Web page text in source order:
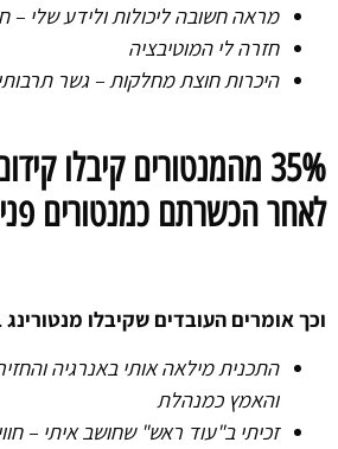
מראה חשובה ליכולות ולידע שלי –
חזרה לי המוטיבציה
היכרות חוצת מחלקות – גשר תרבותי
35% מהמנטורים קיבלו
לאחר הכשרתם כמנטורים
וכך אומרים העובדים שקיבלו מנטורינג במשך 12
התכנית מילאה אותי באנרגיה
והאמץ כמנהלת
זכיתי ב"עוד ראש" שחושב איתי –